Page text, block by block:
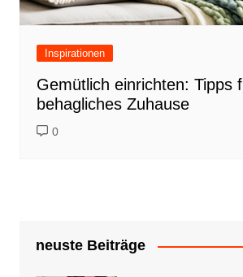
Inspirationen
Gemütlich einrichten: Tipps
behagliches Zuhause
0
neuste Beiträge